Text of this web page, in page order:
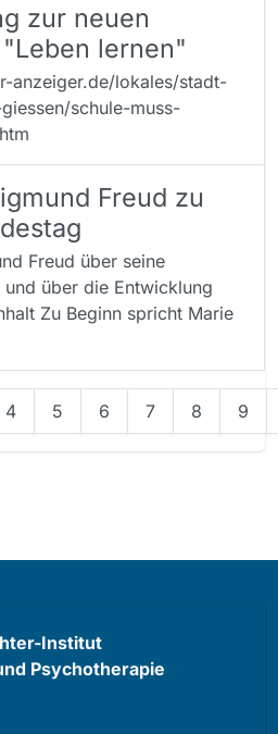
zur neuen
lernen"
anzeiger.de/lokales/stadt-
schule-muss-
Freud zu
Freud über seine
über die Entwicklung
Zu Beginn spricht Marie
4 5 6 7 8 9
Institut
Psychotherapie